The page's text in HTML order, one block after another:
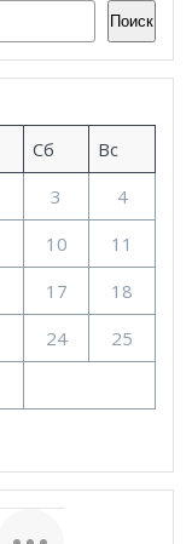
Поиск
Сб
Вс
3
4
10
11
17
18
24
25